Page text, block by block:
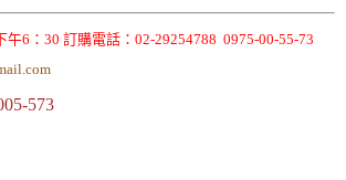
午6：30 訂購電話：02-29254788 0975-00-55-73
573